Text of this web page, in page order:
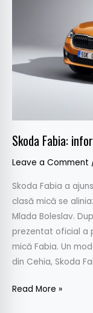
Skoda Fabia:
Leave a Comment
Skoda Fabia a
clasă mică se
Mlada Boleslav.
prezentat oficial a
mică Fabia. Un
din Cehia, Skoda
Read More »